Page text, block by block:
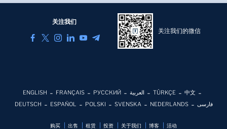
关注我们
关注我们的微信
ENGLISH FRANÇAIS РУССКИЙ العربية TÜRKÇE
中文
DEUTSCH
ESPAÑOL POLSKI SVENSKA NEDERLANDS فارسی
购买 出售 租赁 投资 关于我们 博客 活动